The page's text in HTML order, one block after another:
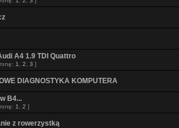
A4 1.9 TDI Quattro
1 2 3 ]
DIAGNOSTYKA KOMPUTERA
B4...
1 2 ]
z rowerzystką